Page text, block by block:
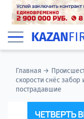
KAZAN
Главная →
скорости снёс забор
пострадавшие